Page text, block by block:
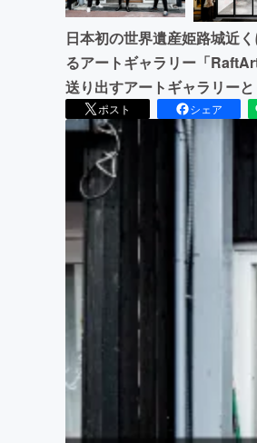
日本初の世界遺産姫路城近
るアートギャラリー「
送り出すアートギャラリー
ポスト シェア